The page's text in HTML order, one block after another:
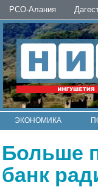
РСО-Алания
ЭКОНОМИКА
Больше
банк